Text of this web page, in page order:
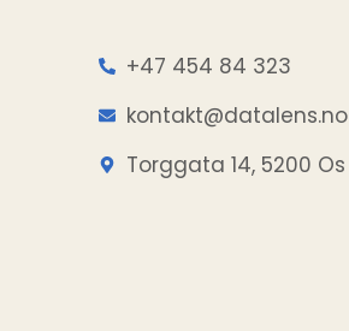
+47 454 84 323
kontakt@datalens.no
Torggata 14, 5200 Os